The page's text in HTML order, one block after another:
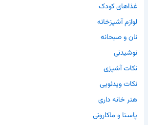
غذاهای کودک
لوازم آشپزخانه
نان و صبحانه
نوشیدنی
نکات آشپزی
نکات ویدئویی
هنر خانه داری
پاستا و ماکارونی